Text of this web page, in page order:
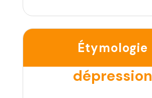
Étymologie
dépression